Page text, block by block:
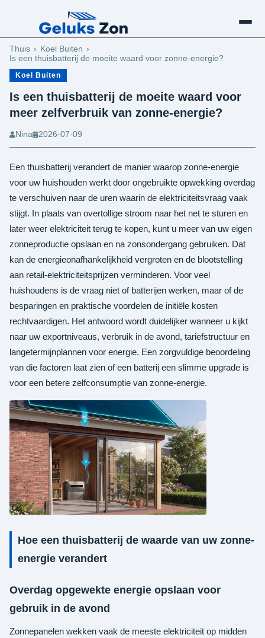
Schaduw Maken
Thuis
Koel Buiten
Is een thuisbatterij de moeite waard voor zonne-energie?
Koel Buiten
Is een thuisbatterij de moeite waard voor
meer zelfverbruik van zonne-energie?
Nina 2026-07-09
Een thuisbatterij verandert de manier waarop zonne-energie
voor uw huishouden werkt door ongebruikte opwekking overdag
te verschuiven naar de uren waarin de elektriciteitsvraag vaak
stijgt. In plaats van overtollige stroom naar het net te sturen en
later weer elektriciteit terug te kopen, kunt u meer van uw eigen
zonneproductie opslaan en na zonsondergang gebruiken. Dat
kan de energieonafhankelijkheid vergroten en de blootstelling
aan retail-elektriciteitsprijzen verminderen. Voor veel
huishoudens is de vraag niet of batterijen werken, maar of de
besparingen en praktische voordelen de initiële kosten
rechtvaardigen. Het antwoord wordt duidelijker wanneer u kijkt
naar uw exportniveaus, verbruik in de avond, tariefstructuur en
langetermijnplannen voor energie. Een zorgvuldige beoordeling
van die factoren laat zien of een batterij een slimme upgrade is
voor een betere zelfconsumptie van zonne-energie.
Hoe een thuisbatterij de waarde van uw zonne-
energie verandert
Overdag opgewekte energie opslaan voor
gebruik in de avond
Zonnepanelen wekken vaak de meeste elektriciteit op midden